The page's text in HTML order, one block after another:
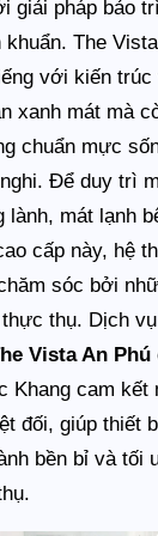
giải pháp bảo
The
với kiến
xanh mát mà
chuẩn mực
Để duy trì
lành, mát lạnh
cấp này, hệ
sóc bởi
thụ. Dịch vụ
Vista An Phú
Khang cam kết
đối, giúp thiết
bền bỉ và tối